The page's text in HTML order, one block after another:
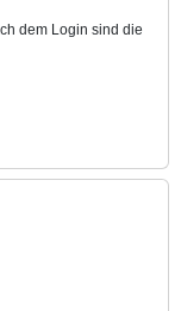
dem Login sind die